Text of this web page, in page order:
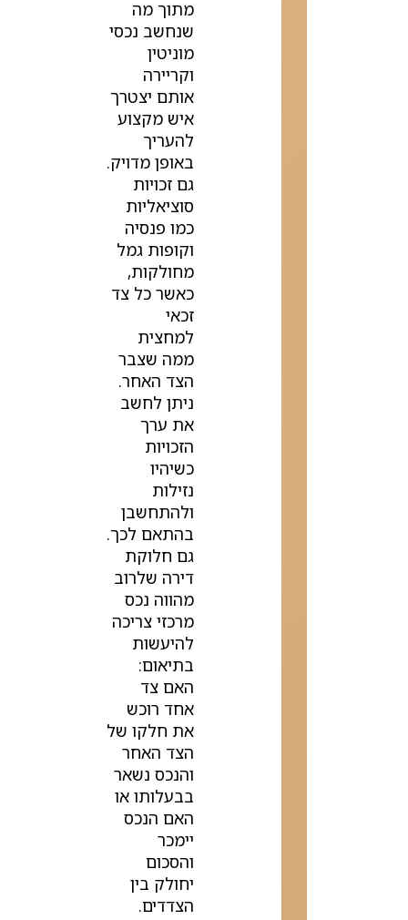
מתוך מה
שנחשב נכסי
מוניטין
וקריירה
אותם יצטרך
איש מקצוע
להעריך
באופן מדויק.
גם זכויות
סוציאליות
כמו פנסיה
וקופות גמל
מחולקות,
כאשר כל צד
זכאי
למחצית
ממה שצבר
הצד האחר.
ניתן לחשב
את ערך
הזכויות
כשיהיו
נזילות
ולהתחשבן
בהתאם לכך.
גם חלוקת
דירה שלרוב
מהווה נכס
מרכזי צריכה
להיעשות
בתיאום:
האם צד
אחד רוכש
את חלקו של
הצד האחר
והנכס נשאר
בבעלותו או
האם הנכס
יימכר
והסכום
יחולק בין
הצדדים.